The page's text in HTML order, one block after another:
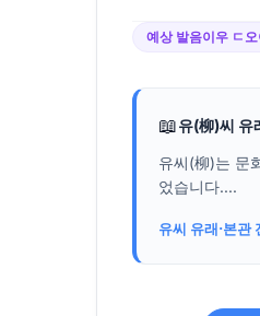
예상 발음이우 ㄷ
📖유(柳)씨 유
유씨(柳)는 문
었습니다....
유씨 유래·본관